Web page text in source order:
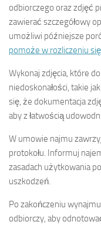
odbiorczego oraz zdjęć
zawierać szczegółowy
umożliwi późniejsze
pomoże w rozliczeniu
Wykonaj zdjęcia, które
niedoskonałości, takie
się, że dokumentacja
aby z łatwością
W umowie najmu
protokołu. Informuj
zasadach użytkowania
uszkodzeń.
Po zakończeniu
odbiorczy, aby